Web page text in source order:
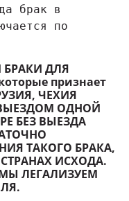
брак в
по
ДЛЯ
признает
ЧЕХИЯ
ВЫЕЗДОМ ОДНОЙ
БЕЗ ВЫЕЗДА
ТАКОГО БРАКА,
ИСХОДА.
ЛЕГАЛИЗУЕМ